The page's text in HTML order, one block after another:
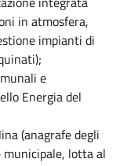
in atmosfera,
impianti di
e
Energia del
(anagrafe degli
municipale, lotta al